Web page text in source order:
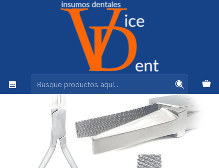
Ventas +56944575313
INSTRUMENTAL
ALICATE PUNTA PLANA CON ESTRIAS